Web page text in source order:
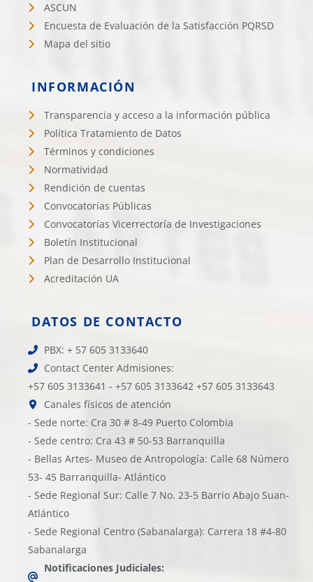
ASCUN
Encuesta de Evaluación de la Satisfacción PQRSD
Mapa del sitio
INFORMACIÓN
Transparencia y acceso a la información pública
Política Tratamiento de Datos
Términos y condiciones
Normatividad
Rendición de cuentas
Convocatorías Públicas
Convocatorías Vicerrectoría de Investigaciones
Boletín Institucional
Plan de Desarrollo Institucional
Acreditación UA
DATOS DE CONTACTO
PBX: + 57 605 3133640
Contact Center Admisiones:
+57 605 3133641 - +57 605 3133642 +57 605 3133643
Canales físicos de atención
- Sede norte: Cra 30 # 8-49 Puerto Colombia
- Sede centro: Cra 43 # 50-53 Barranquilla
- Bellas Artes- Museo de Antropología: Calle 68 Número
53- 45 Barranquilla- Atlántico
- Sede Regional Sur: Calle 7 No. 23-5 Barrio Abajo Suan-
Atlántico
- Sede Regional Centro (Sabanalarga): Carrera 18 #4-80
Sabanalarga
Notificaciones Judiciales: